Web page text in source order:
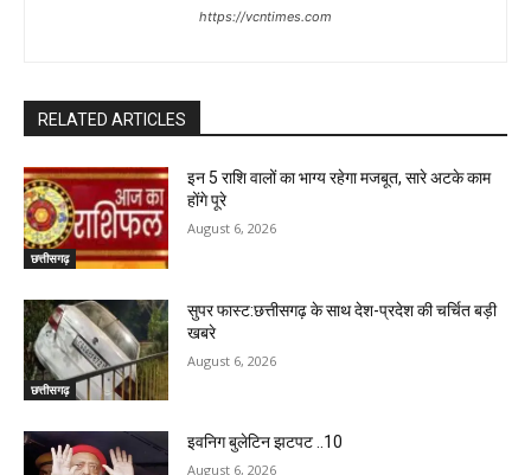
https://vcntimes.com
RELATED ARTICLES
छत्तीसगढ़
इन 5 राशि वालों का भाग्य रहेगा मजबूत, सारे अटके काम
होंगे पूरे
August 6, 2026
छत्तीसगढ़
सुपर फास्ट:छत्तीसगढ़ के साथ देश-प्रदेश की चर्चित बड़ी
खबरे
August 6, 2026
इवनिग बुलेटिन झटपट ..10
August 6, 2026